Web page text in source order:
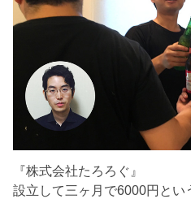
『株式会社たろろぐ』
設立して三ヶ月で6000円とい